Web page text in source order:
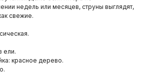
недель или месяцев, струны выглядят,
свежие.
ели.
красное дерево.